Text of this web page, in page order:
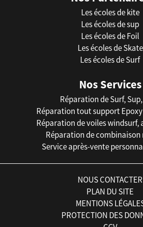
Les écoles de kite
Les écoles de sup
Les écoles de Foil
Les écoles de Skate
Les écoles de Surf
Nos Services
Réparation de Surf,
Réparation tout support
Réparation de voiles windsurf,
Réparation de combinaison
Service après-vente
NOUS CONTACTER
PLAN DU SITE
MENTIONS
PROTECTION DES